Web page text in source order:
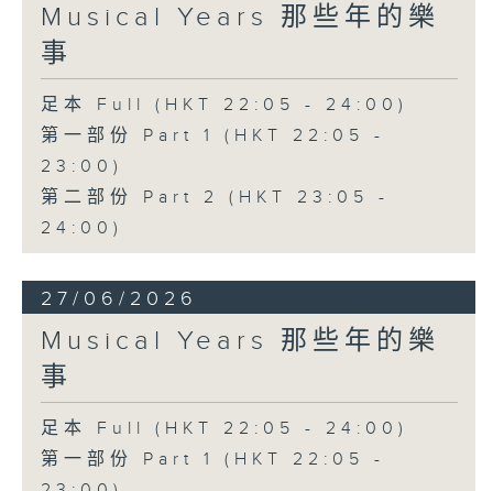
Musical Years 那些年的樂
事
足本 Full (HKT 22:05 - 24:00)
第一部份 Part 1 (HKT 22:05 -
23:00)
第二部份 Part 2 (HKT 23:05 -
24:00)
27/06/2026
Musical Years 那些年的樂
事
足本 Full (HKT 22:05 - 24:00)
第一部份 Part 1 (HKT 22:05 -